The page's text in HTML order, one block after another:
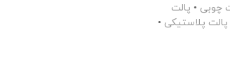
چوبی • پالت
پلاستیکی •